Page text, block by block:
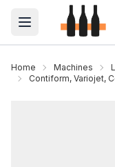
Open main menu
Home Machines
Contiform, Variojet,